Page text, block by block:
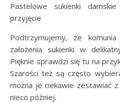
Pastelowe sukienki
przyjęcie
Podtrzymujemy, że
założenia sukienki w
Pięknie sprawdzi się tu na
Szarości też są często
można je ciekawie zestawiać
nieco później.